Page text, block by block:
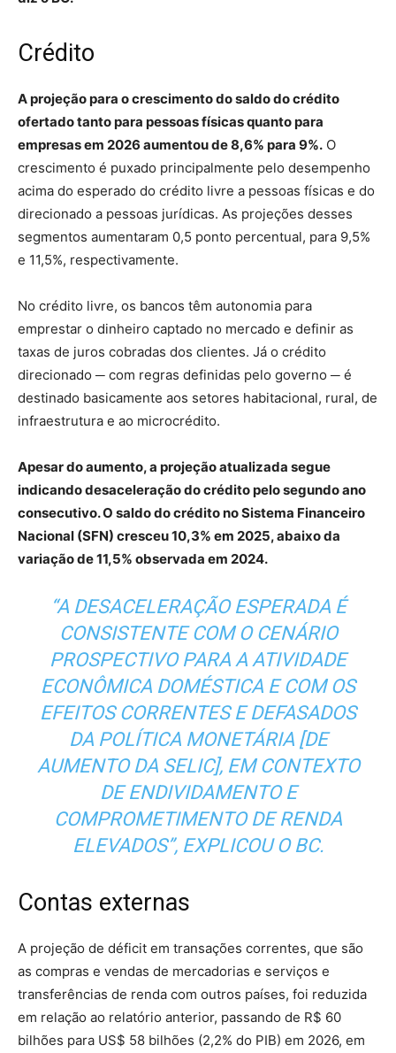
Crédito
A projeção para o crescimento do saldo do crédito
ofertado tanto para pessoas físicas quanto para
empresas em 2026 aumentou de 8,6% para 9%. O
crescimento é puxado principalmente pelo desempenho
acima do esperado do crédito livre a pessoas físicas e do
direcionado a pessoas jurídicas. As projeções desses
segmentos aumentaram 0,5 ponto percentual, para 9,5%
e 11,5%, respectivamente.
No crédito livre, os bancos têm autonomia para
emprestar o dinheiro captado no mercado e definir as
taxas de juros cobradas dos clientes. Já o crédito
direcionado ─ com regras definidas pelo governo ─ é
destinado basicamente aos setores habitacional, rural, de
infraestrutura e ao microcrédito.
Apesar do aumento, a projeção atualizada segue
indicando desaceleração do crédito pelo segundo ano
consecutivo. O saldo do crédito no Sistema Financeiro
Nacional (SFN) cresceu 10,3% em 2025, abaixo da
variação de 11,5% observada em 2024.
“A DESACELERAÇÃO ESPERADA É
CONSISTENTE COM O CENÁRIO
PROSPECTIVO PARA A ATIVIDADE
ECONÔMICA DOMÉSTICA E COM OS
EFEITOS CORRENTES E DEFASADOS
DA POLÍTICA MONETÁRIA [DE
AUMENTO DA SELIC], EM CONTEXTO
DE ENDIVIDAMENTO E
COMPROMETIMENTO DE RENDA
ELEVADOS”, EXPLICOU O BC.
Contas externas
A projeção de déficit em transações correntes, que são
as compras e vendas de mercadorias e serviços e
transferências de renda com outros países, foi reduzida
em relação ao relatório anterior, passando de R$ 60
bilhões para US$ 58 bilhões (2,2% do PIB) em 2026, em